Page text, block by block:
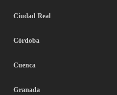
Ciudad Real
Córdoba
Cuenca
Granada